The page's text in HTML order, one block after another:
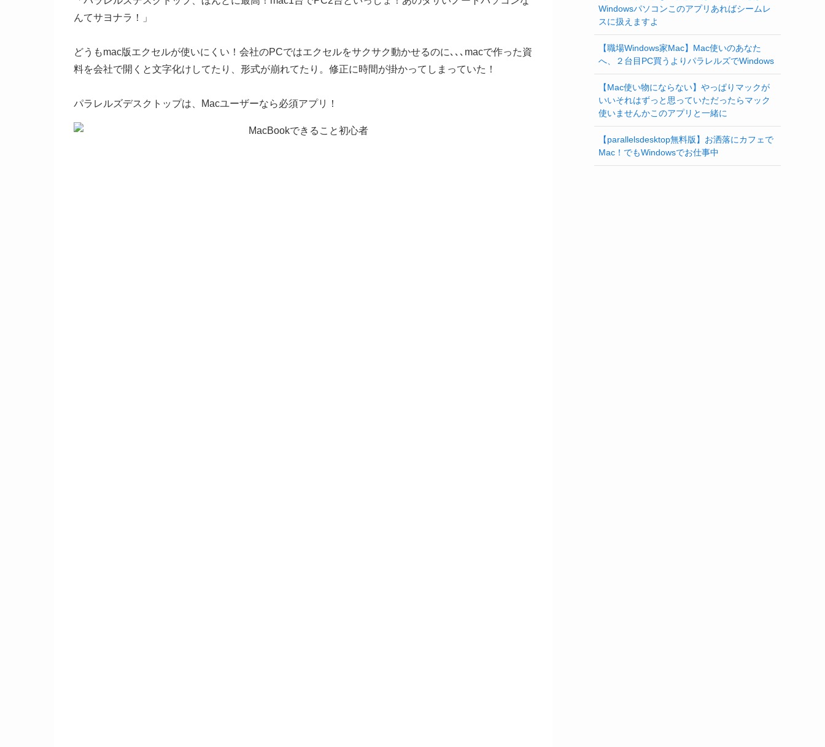
んてサヨナラ！」
どうもmac版エクセルが使いにくい！会社のPCではエクセルをサクサク動かせるのに､､､macで作った資
料を会社で開くと文字化けしてたり、形式が崩れてたり。修正に時間が掛かってしまっていた！
パラレルズデスクトップは、Macユーザーなら必須アプリ！
Windowsパソコンこのアプリあればシームレ
スに扱えますよ
【職場Windows家Mac】Mac使いのあなた
へ、２台目PC買うよりパラレルズでWindows
【Mac使い物にならない】やっぱりマックが
いいそれはずっと思っていただったらマック
使いませんかこのアプリと一緒に
【parallelsdesktop無料版】お洒落にカフェで
Mac！でもWindowsでお仕事中